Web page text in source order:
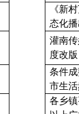
《新
态化
灌南
度改版
条件
市生
各乡